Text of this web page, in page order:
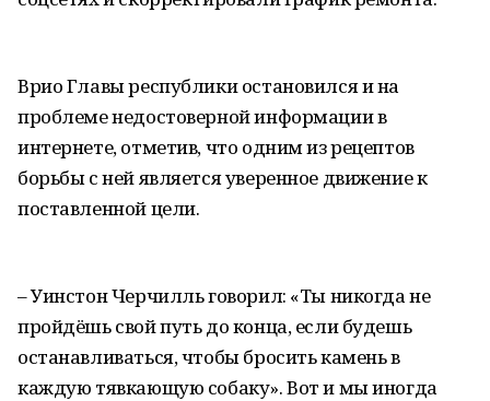
Врио Главы республики остановился и на
проблеме недостоверной информации в
интернете, отметив, что одним из рецептов
борьбы с ней является уверенное движение к
поставленной цели.
– Уинстон Черчилль говорил: «Ты никогда не
пройдёшь свой путь до конца, если будешь
останавливаться, чтобы бросить камень в
каждую тявкающую собаку». Вот и мы иногда